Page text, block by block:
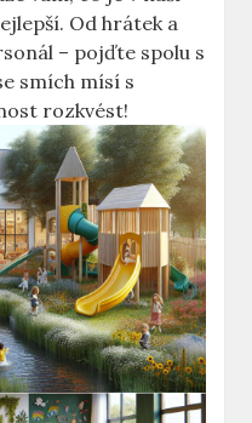
Od hrátek a
– pojďte spolu s
smích mísí s
rozkvést!